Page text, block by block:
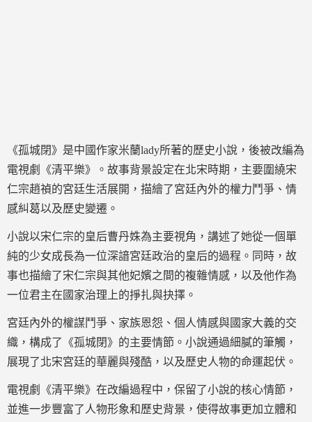
《孤城閉》是中國作家米蘭lady所著的歷史小說，後被改編為
電視劇《清平樂》。故事背景設定在北宋時期，主要圍繞宋
仁宗趙禎的宮廷生活展開，描繪了宮廷內外的權力鬥爭、情
感糾葛以及歷史變遷。
小說以宋仁宗的皇后曹丹姝為主要視角，講述了她從一個單
純的少女成長為一位深諳宮廷政治的皇后的過程。同時，故
事也描繪了宋仁宗與其他妃嬪之間的複雜情感，以及他作為
一位君主在國家治理上的掙扎與抉擇。
宮廷內外的權謀鬥爭、家族恩怨、個人情感與國家大義的交
織，構成了《孤城閉》的主要情節。小說通過細膩的筆觸，
展現了北宋宮廷的華麗與殘酷，以及歷史人物的命運起伏。
電視劇《清平樂》在改編過程中，保留了小說的核心情節，
並進一步豐富了人物形象和歷史背景，使得故事更加立體和